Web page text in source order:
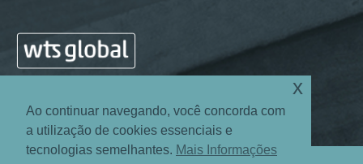
Ao continuar navegando, você concorda com
a utilização de cookies essenciais e
tecnologias semelhantes. Mais Informações
x